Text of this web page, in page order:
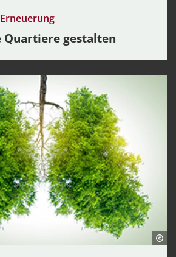
Quartiere gestalten